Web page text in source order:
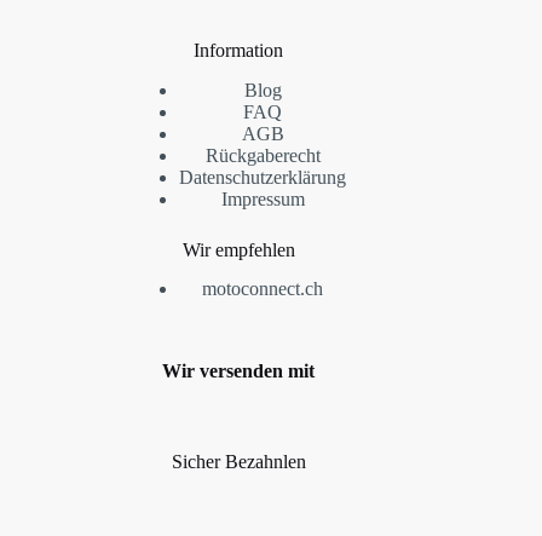
Information
Blog
FAQ
AGB
Rückgaberecht
Datenschutzerklärung
Impressum
Wir empfehlen
motoconnect.ch
Wir versenden mit
Sicher Bezahnlen